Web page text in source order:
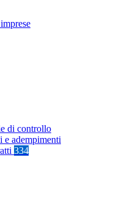
di controllo
e adempimenti
334